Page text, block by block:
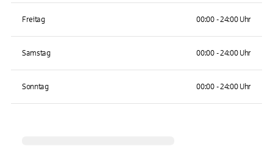
Freitag 00:00 - 24:00 Uhr
Samstag 00:00 - 24:00 Uhr
Sonntag 00:00 - 24:00 Uhr